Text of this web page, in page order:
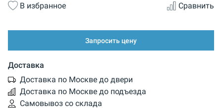
В избранное
Сравнить
Запросить цену
Доставка
Доставка по Москве до двери
Доставка по Москве до подъезда
Самовывоз со склада